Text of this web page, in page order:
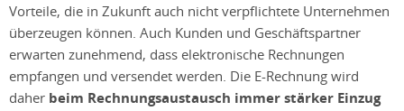
Vorteile, die in Zukunft auch nicht verpflichtete Unternehmen
überzeugen können. Auch Kunden und Geschäftspartner
erwarten zunehmend, dass elektronische Rechnungen
empfangen und versendet werden. Die E-Rechnung wird
daher beim Rechnungsaustausch immer stärker Einzug